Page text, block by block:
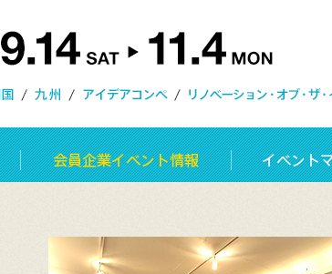
中国・四国九州 アイデアコンペ
スペシャルコンテンツ 会員企業イベント